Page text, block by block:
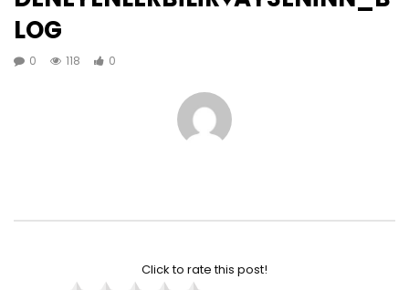
LOG
0 118 0
Click to rate this post!